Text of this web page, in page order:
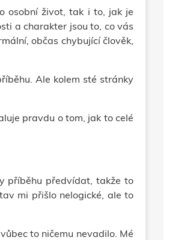
osobní život, tak i to, jak je
a charakter jsou to, co vás
občas chybující člověk,
Ale kolem sté stránky
pravdu o tom, jak to celé
příběhu předvídat, takže to
mi přišlo nelogické, ale to
to ničemu nevadilo. Mé